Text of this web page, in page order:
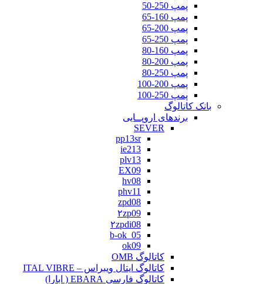
پمپ 250-50
پمپ 160-65
پمپ 200-65
پمپ 250-65
پمپ 160-80
پمپ 200-80
پمپ 250-80
پمپ 200-100
پمپ 250-100
بانک کاتالوگ
برندهای اروپــایی
SEVER
pp13sr
ie213
plv13
EX09
hv08
phv11
zpd08
۲zp09
۲zpdi08
b-ok_05
ok09
کاتالوگ OMB
کاتالوگ ایتال ویبراس – ITAL VIBRE
کاتالوگ فارسی EBARA ( ابارا)